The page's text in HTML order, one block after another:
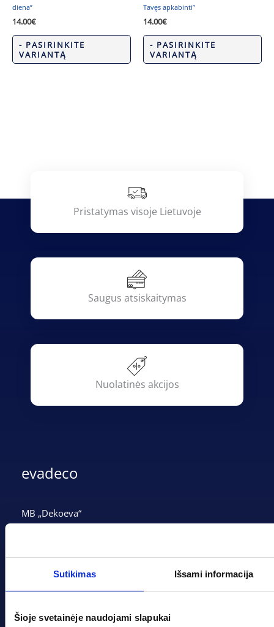
Sutikimas Išsami informacija
Šioje svetainėje naudojami slapukai
diena”
14.00€
- PASIRINKITE
VARIANTĄ
Tavęs apkabinti”
14.00€
- PASIRINKITE
VARIANTĄ
Pristatymas visoje Lietuvoje
Saugus atsiskaitymas
Nuolatinės akcijos
evadeco
MB „Dekoeva“
Telefonas:+370 662 41046
Gedimino g. 2, Marijampolė 68308